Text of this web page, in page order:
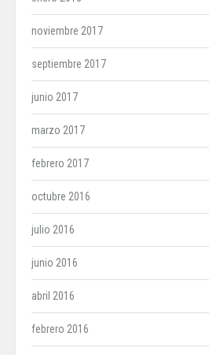
noviembre 2017
septiembre 2017
junio 2017
marzo 2017
febrero 2017
octubre 2016
julio 2016
junio 2016
abril 2016
febrero 2016